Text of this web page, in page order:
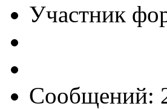
Участник
Сообщений: